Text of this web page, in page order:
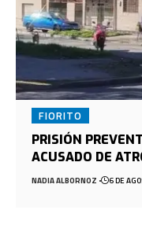
FIORITO
PRISIÓN
ACUSADO DE
NADIA ALBORNOZ 6 DE